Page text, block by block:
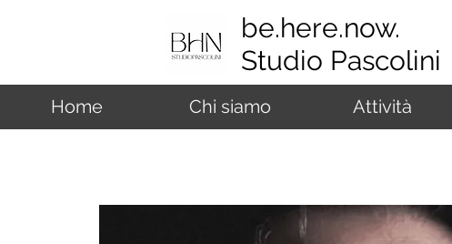
be.here.now.
Studio Pascolini
Home Chi siamo Attività